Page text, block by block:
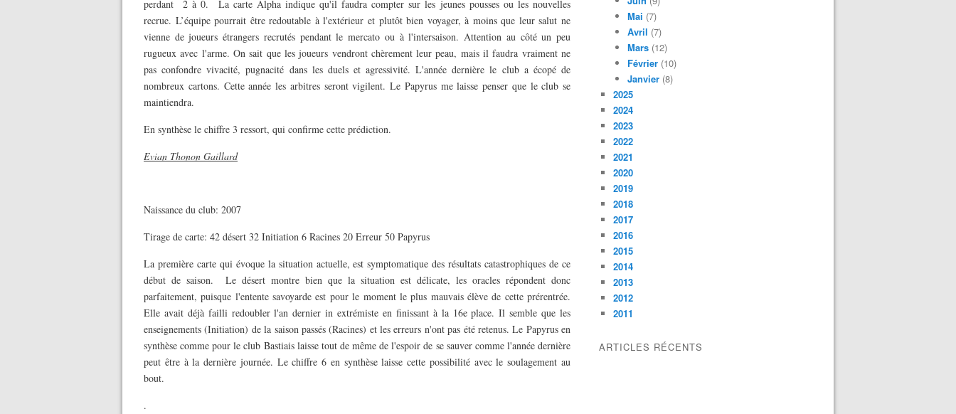
perdant 2 à 0. La carte Alpha indique qu'il faudra compter sur les jeunes pousses ou les nouvelles
recrue. L’équipe pourrait être redoutable à l'extérieur et plutôt bien voyager, à moins que leur salut ne
vienne de joueurs étrangers recrutés pendant le mercato ou à l'intersaison. Attention au côté un peu
rugueux avec l'arme. On sait que les joueurs vendront chèrement leur peau, mais il faudra vraiment ne
pas confondre vivacité, pugnacité dans les duels et agressivité. L'année dernière le club a écopé de
nombreux cartons. Cette année les arbitres seront vigilent. Le Papyrus me laisse penser que le club se
maintiendra.
En synthèse le chiffre 3 ressort, qui confirme cette prédiction.
Evian Thonon Gaillard
Naissance du club: 2007
Tirage de carte: 42 désert 32 Initiation 6 Racines 20 Erreur 50 Papyrus
La première carte qui évoque la situation actuelle, est symptomatique des résultats catastrophiques de ce
début de saison. Le désert montre bien que la situation est délicate, les oracles répondent donc
parfaitement, puisque l'entente savoyarde est pour le moment le plus mauvais élève de cette prérentrée.
Elle avait déjà failli redoubler l'an dernier in extrémiste en finissant à la 16e place. Il semble que les
enseignements (Initiation) de la saison passés (Racines) et les erreurs n'ont pas été retenus. Le Papyrus en
synthèse comme pour le club Bastiais laisse tout de même de l'espoir de se sauver comme l'année dernière
peut être à la dernière journée. Le chiffre 6 en synthèse laisse cette possibilité avec le soulagement au
bout.
.
Mai (7)
Avril (7)
Mars (12)
Février (10)
Janvier (8)
2025
2024
2023
2022
2021
2020
2019
2018
2017
2016
2015
2014
2013
2012
2011
ARTICLES RÉCENTS